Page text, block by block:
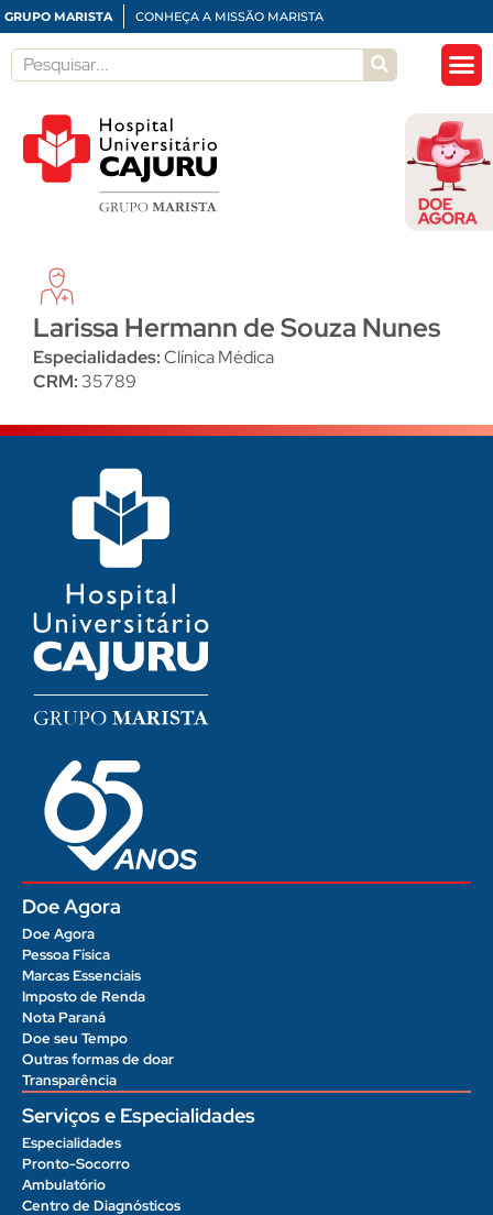
GRUPO MARISTA CONHEÇA A MISSÃO MARISTA
Larissa Hermann de Souza Nunes
Especialidades:Clínica Médica
CRM: 35789
Doe Agora
Doe Agora
Pessoa Física
Marcas Essenciais
Imposto de Renda
Nota Paraná
Doe seu Tempo
Outras formas de doar
Transparência
Serviços e Especialidades
Especialidades
Pronto-Socorro
Ambulatório
Centro de Diagnósticos